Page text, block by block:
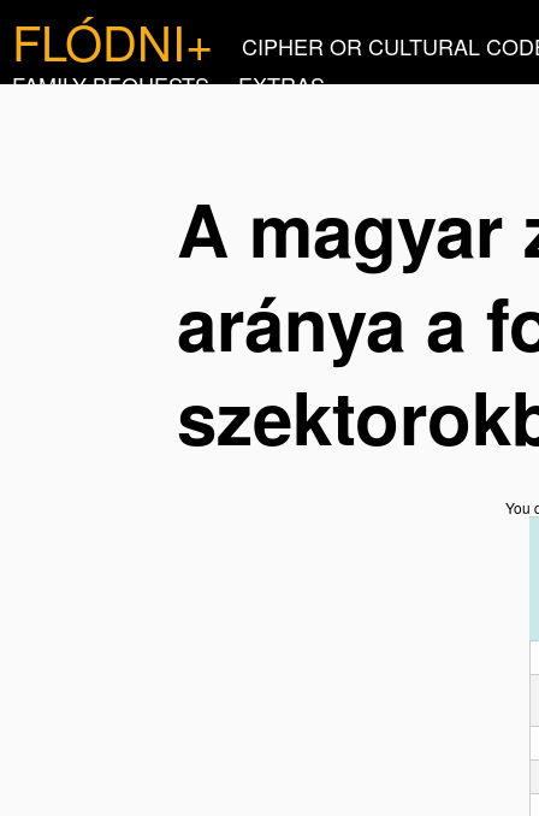
FLÓDNI+
CIPHER OR CULTURAL
FAMILY BEQUESTS
EXTRAS
A magyar
aránya a
You